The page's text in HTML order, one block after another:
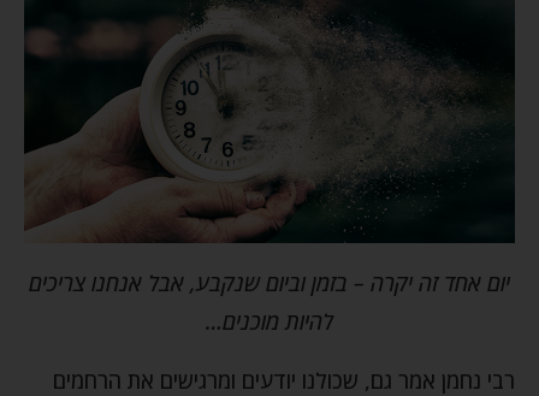
יום אחד זה יקרה – בזמן וביום שנקבע, אבל אנחנו צריכים
להיות מוכנים…
רבי נחמן אמר גם, שכולנו יודעים ומרגישים את הרחמים